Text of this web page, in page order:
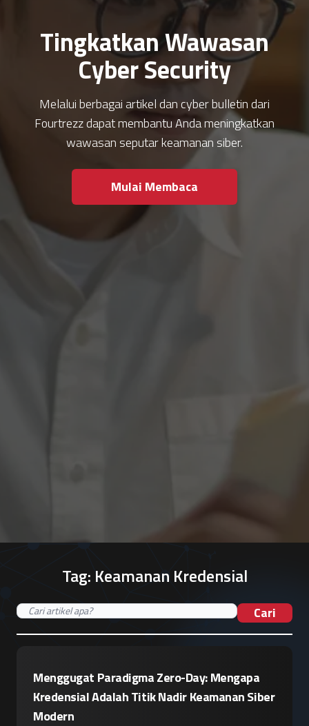
Tingkatkan Wawasan
Cyber Security
Melalui berbagai artikel dan cyber bulletin dari
Fourtrezz dapat membantu Anda meningkatkan
wawasan seputar keamanan siber.
Mulai Membaca
Tag: Keamanan Kredensial
Cari
Menggugat Paradigma Zero-Day: Mengapa
Kredensial Adalah Titik Nadir Keamanan Siber
Modern